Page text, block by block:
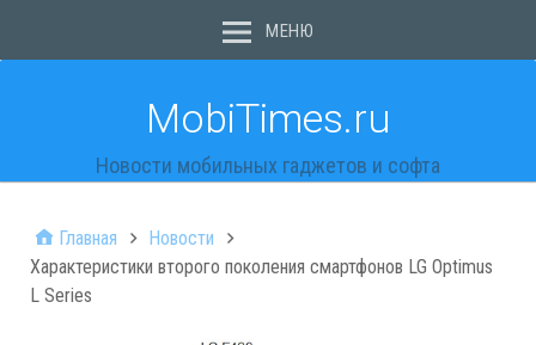
МЕНЮ
MobiTimes.ru
Новости мобильных гаджетов и софта
Главная
Новости
Характеристики второго поколения смартфонов LG Optimus
L Series